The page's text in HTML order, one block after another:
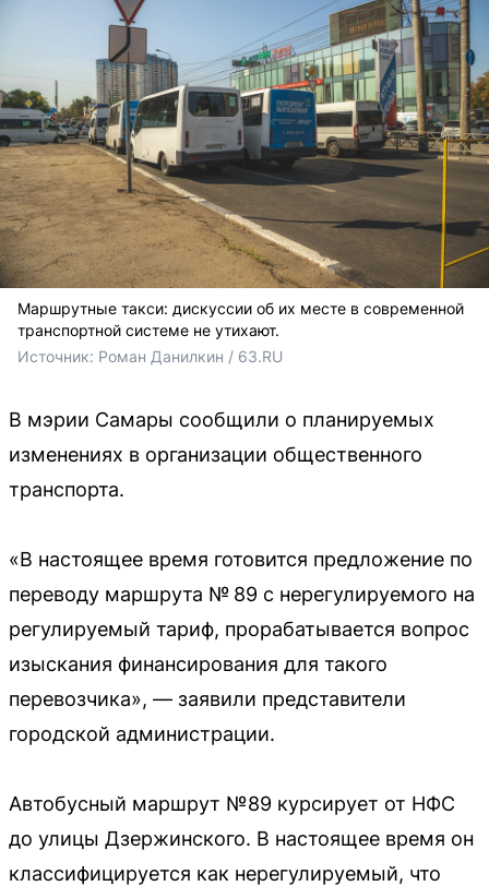
Маршрутные такси: дискуссии об их месте в современной
транспортной системе не утихают.
Источник: Роман Данилкин / 63.RU
В мэрии Самары сообщили о планируемых
изменениях в организации общественного
транспорта.
«В настоящее время готовится предложение по
переводу маршрута № 89 с нерегулируемого на
регулируемый тариф, прорабатывается вопрос
изыскания финансирования для такого
перевозчика», — заявили представители
городской администрации.
Автобусный маршрут №89 курсирует от НФС
до улицы Дзержинского. В настоящее время он
классифицируется как нерегулируемый, что